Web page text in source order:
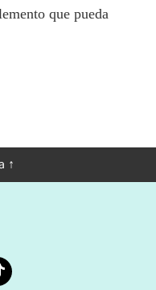
que pueda
↑